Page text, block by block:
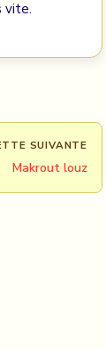
vite.
SUIVANTE
Makrout louz